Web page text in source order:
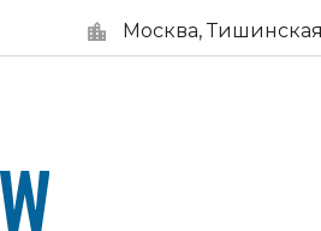
Москва,